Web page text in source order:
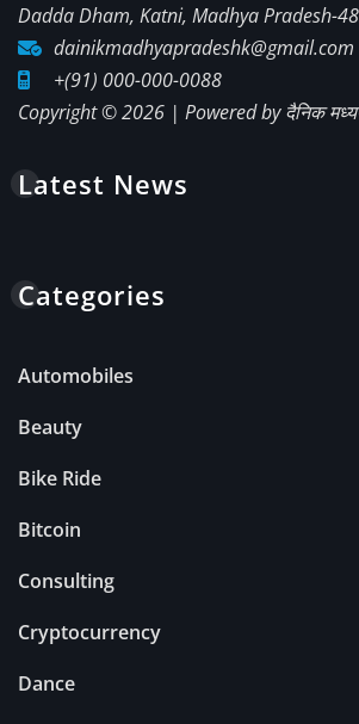
Dadda Dham, Katni, Madhya Pradesh-
dainikmadhyapradeshk@gmail.com
+(91) 000-000-0088
Copyright © 2026 | Powered byदैनिक
Latest News
Categories
Automobiles
Beauty
Bike Ride
Bitcoin
Consulting
Cryptocurrency
Dance